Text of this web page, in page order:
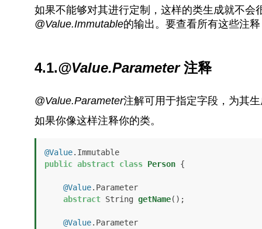
如果不能够对其进行定制，这样的类生成就不
@Value.Immutable的输出。要查看所有这些注
4.1.@Value.Parameter注释
@Value.Parameter注解可用于指定字段，为其
如果你像这样注释你的类。
@Value
.Immutable
public abstract class Person {
@Value.Parameter
abstract String getName() ;
@Value.Parameter